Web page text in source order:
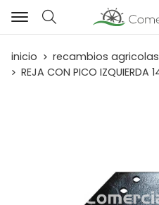
Buscar
inicio recambios agricolas